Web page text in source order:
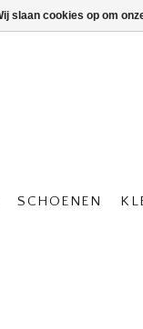
SCHOENEN
slaan cookies op om